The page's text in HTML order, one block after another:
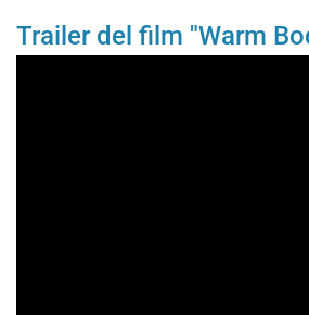
Trailer del film "Warm